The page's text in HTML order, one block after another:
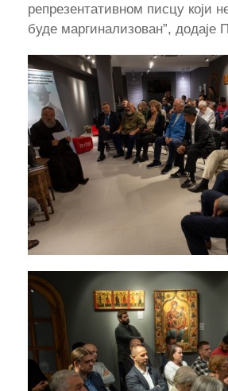
репрезентативном писцу који
буде маргинализован”, додаје